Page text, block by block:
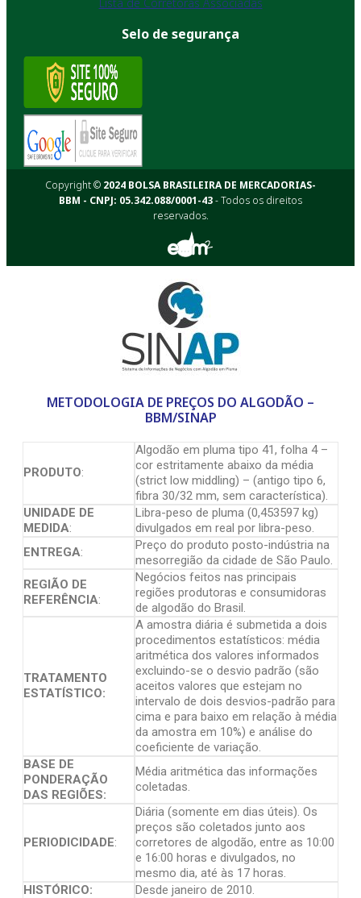
Selo de segurança
Copyright © 2024 BOLSA BRASILEIRA DE MERCADORIAS-
BBM - CNPJ: 05.342.088/0001-43- Todos os direitos
reservados.
METODOLOGIA DE PREÇOS DO ALGODÃO –
BBM/SINAP
PRODUTO:
Algodão em pluma tipo 41, folha 4 –
cor estritamente abaixo da média
(strict low middling) – (antigo tipo 6,
fibra 30/32 mm, sem característica).
UNIDADE DE
MEDIDA:
Libra-peso de pluma (0,453597 kg)
divulgados em real por libra-peso.
ENTREGA:
Preço do produto posto-indústria na
mesorregião da cidade de São Paulo.
REGIÃO DE
REFERÊNCIA:
Negócios feitos nas principais
regiões produtoras e consumidoras
de algodão do Brasil.
TRATAMENTO
ESTATÍSTICO:
A amostra diária é submetida a dois
procedimentos estatísticos: média
aritmética dos valores informados
excluindo-se o desvio padrão (são
aceitos valores que estejam no
intervalo de dois desvios-padrão para
cima e para baixo em relação à média
da amostra em 10%) e análise do
coeficiente de variação.
BASE DE
PONDERAÇÃO
DAS REGIÕES:
Média aritmética das informações
coletadas.
PERIODICIDADE:
Diária (somente em dias úteis). Os
preços são coletados junto aos
corretores de algodão, entre as 10:00
e 16:00 horas e divulgados, no
mesmo dia, até às 17 horas.
HISTÓRICO:
Desde janeiro de 2010.